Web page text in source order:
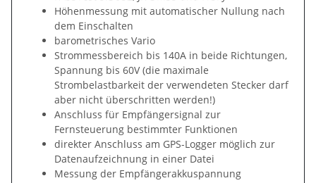
Höhenmessung mit automatischer Nullung nach
dem Einschalten
barometrisches Vario
Strommessbereich bis 140A in beide Richtungen,
Spannung bis 60V (die maximale
Strombelastbarkeit der verwendeten Stecker darf
aber nicht überschritten werden!)
Anschluss für Empfängersignal zur
Fernsteuerung bestimmter Funktionen
direkter Anschluss am GPS-Logger möglich zur
Datenaufzeichnung in einer Datei
Messung der Empfängerakkuspannung